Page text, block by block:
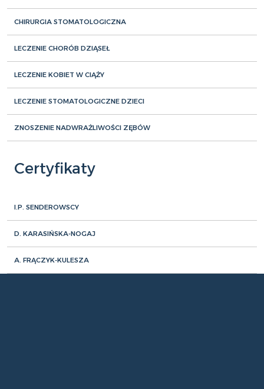
CHIRURGIA STOMATOLOGICZNA
LECZENIE CHORÓB DZIĄSEŁ
LECZENIE KOBIET W CIĄŻY
LECZENIE STOMATOLOGICZNE DZIECI
ZNOSZENIE NADWRAŻLIWOŚCI ZĘBÓW
Certyfikaty
I.P. SENDEROWSCY
D. KARASIŃSKA-NOGAJ
A. FRĄCZYK-KULESZA